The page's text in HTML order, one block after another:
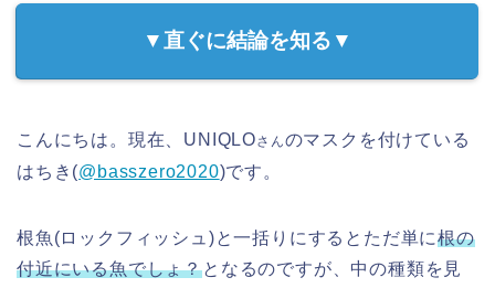
▼直ぐに結論を知る▼
こんにちは。現在、UNIQLOさんのマスクを付けている
はちき(@basszero2020)です。
根魚(ロックフィッシュ)と一括りにするとただ単に根の
付近にいる魚でしょ？となるのですが、中の種類を見